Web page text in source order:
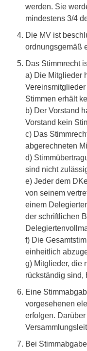
werden. Sie
mindestens 3/4
Die MV ist
ordnungsgemäß
Das Stimmrecht
a) Die Mitglieder
Stimmen erhält
b) Der Vorstand
Vorstand kein
c) Das
abgerechneten
d)
sind nicht
e) Jeder dem
von seinem
einem
der schriftlichen
f) Die
einheitlich
g) Mitglieder, die
rückständig sind,
Eine
vorgesehenen
erfolgen.
Bei